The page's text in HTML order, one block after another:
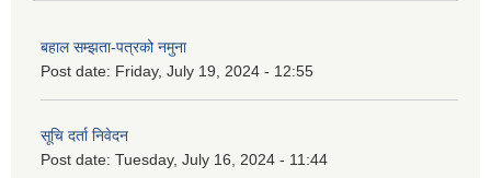
बहाल सम्झता-पत्रको नमुना
Post date: Friday, July 19, 2024 - 12:55
सूचि दर्ता निवेदन
Post date: Tuesday, July 16, 2024 - 11:44